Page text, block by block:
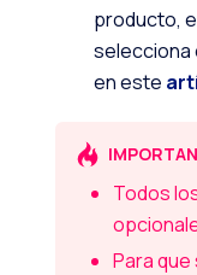
producto,
selecciona
en este
Todos
Para